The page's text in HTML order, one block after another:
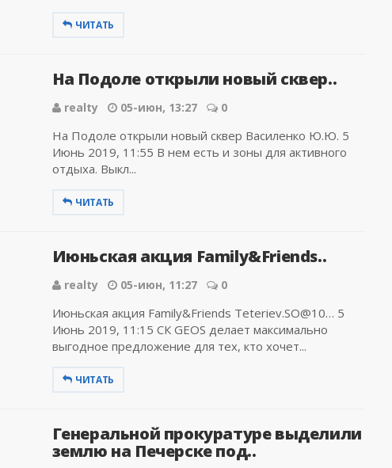
ЧИТАТЬ
На Подоле открыли новый сквер..
realty 05-июн, 13:27 0
На Подоле открыли новый сквер Василенко Ю.Ю. 5
Июнь 2019, 11:55 В нем есть и зоны для активного
отдыха. Выкл...
ЧИТАТЬ
Июньская акция Family&Friends..
realty 05-июн, 11:27 0
Июньская акция Family&Friends Teteriev.SO@10… 5
Июнь 2019, 11:15 СК GEOS делает максимально
выгодное предложение для тех, кто хочет...
ЧИТАТЬ
Генеральной прокуратуре выделили
землю на Печерске под..